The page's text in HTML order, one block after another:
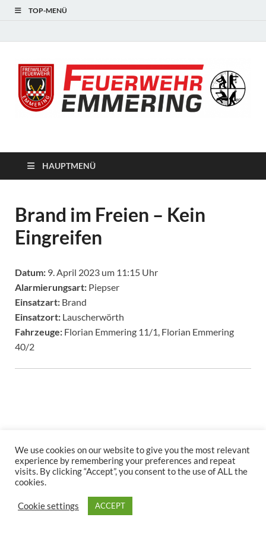
TOP-MENÜ
HAUPTMENÜ
Brand im Freien – Kein
Eingreifen
Datum: 9. April 2023 um 11:15 Uhr
Alarmierungsart: Piepser
Einsatzart: Brand
Einsatzort: Lauscherwörth
Fahrzeuge: Florian Emmering 11/1, Florian Emmering
40/2
Copyright © 2026.
Stolz präsentiert WordPress und
We use cookies on our website to give you the most relevant
experience by remembering your preferences and repeat
visits. By clicking “Accept”, you consent to the use of ALL the
cookies.
Cookie settings ACCEPT